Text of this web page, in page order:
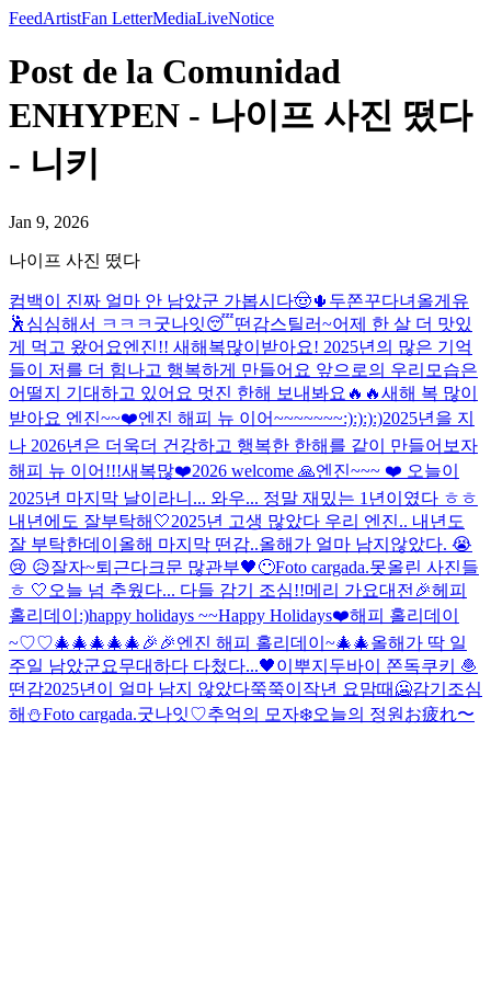
FeedArtistFan LetterMediaLiveNotice
Post de la Comunidad
ENHYPEN - 나이프 사진 떴다
- 니키
Jan 9, 2026
나이프 사진 떴다
컴백이 진짜 얼마 안 남았군 가봅시다🤠🌵 두쫀꾸다녀올게유
🕺 심심해서 ㅋㅋㅋ 굿나잇😴떤감스틸러~어제 한 살 더 맛있
게 먹고 왔어요엔진!! 새해복많이받아요! 2025년의 많은 기억
들이 저를 더 힘나고 행복하게 만들어요 앞으로의 우리모습은
어떨지 기대하고 있어요 멋진 한해 보내봐요🔥🔥새해 복 많이
받아요 엔진~~❤️엔진 해피 뉴 이어~~~~~~~:):):):)2025년을 지
나 2026년은 더욱더 건강하고 행복한 한해를 같이 만들어보자
해피 뉴 이어!!!새복많❤️2026 welcome 🙏엔진~~~ ❤️ 오늘이
2025년 마지막 날이라니... 와우... 정말 재밌는 1년이였다 ㅎㅎ
내년에도 잘부탁해🤍2025년 고생 많았다 우리 엔진.. 내년도
잘 부탁한데이 올해 마지막 떤감..올해가 얼마 남지않았다. 😭
😢 😥잘자~퇴근다크문 많관부🖤😶Foto cargada.못올린 사진들
ㅎ 🤍 오늘 넘 추웠다... 다들 감기 조심!!메리 가요대전🎉헤피
홀리데이:)happy holidays ~~Happy Holidays❤️해피 홀리데이
~♡♡🎄🎄🎄🎄🎄🎉🎉엔진 해피 홀리데이~🎄🎄올해가 딱 일
주일 남았군요무대하다 다첬다...🖤이뿌지 두바이 쫀독쿠키 🧆
떤감2025년이 얼마 남지 않았다쭉쭉이 작년 요맘때 🥶감기조심
해⛄️Foto cargada.굿나잇♡추억의 모자❄️오늘의 정원 お疲れ〜